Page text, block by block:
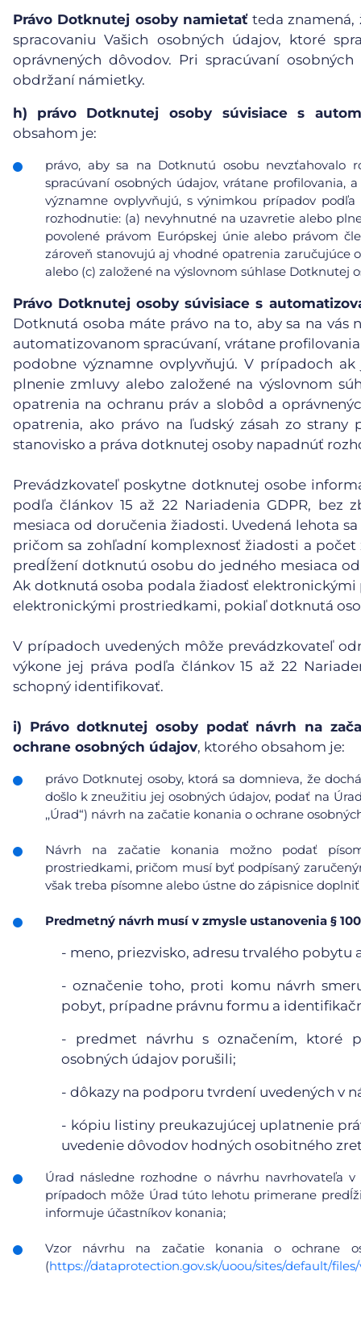
Právo Dotknutej osoby namietaťteda znamená,
spracovaniu Vašich osobných údajov, ktoré
oprávnených dôvodov. Pri spracúvaní
obdržaní námietky.
h)
právo Dotknutej osoby súvisiace s
obsahom je:
právo, aby sa na Dotknutú osobu nevzťahovalo
spracúvaní osobných údajov, vrátane
významne ovplyvňujú, s výnimkou prípadov
rozhodnutie: (a) nevyhnutné na uzavretie alebo
povolené právom Európskej únie alebo právom
zároveň stanovujú aj vhodné opatrenia zaručujúce
alebo (c) založené na výslovnom súhlase Dotknutej
Právo Dotknutej osoby súvisiace s
Dotknutá osoba máte právo na to, aby sa na vás
automatizovanom spracúvaní, vrátane
podobne významne ovplyvňujú. V prípadoch
plnenie zmluvy alebo založené na výslovnom
opatrenia na ochranu práv a slobôd a
opatrenia, ako právo na ľudský zásah zo
stanovisko a práva dotknutej osoby napadnúť
Prevádzkovateľ poskytne dotknutej osobe
podľa článkov 15 až 22 Nariadenia GDPR,
mesiaca od doručenia žiadosti. Uvedená lehota
pričom sa zohľadní komplexnosť žiadosti a
predĺžení dotknutú osobu do jedného mesiaca
Ak dotknutá osoba podala žiadosť
elektronickými prostriedkami, pokiaľ dotknutá
V prípadoch uvedených môže prevádzkovateľ
výkone jej práva podľa článkov 15 až 22
schopný identifikovať.
i) Právo dotknutej osoby podať návrh na
ochrane osobných údajov, ktorého obsahom je:
právo Dotknutej osoby, ktorá sa domnieva, že
došlo k zneužitiu jej osobných údajov, podať na
,,Úrad“) návrh na začatie konania o ochrane
Návrh na začatie konania možno podať
prostriedkami, pričom musí byť podpísaný
však treba písomne alebo ústne do zápisnice
Predmetný návrh musí v zmysle ustanovenia §
- meno, priezvisko, adresu trvalého pobytu
- označenie toho, proti komu návrh
pobyt, prípadne právnu formu a
- predmet návrhu s označením, ktoré
osobných údajov porušili;
- dôkazy na podporu tvrdení uvedených v
- kópiu listiny preukazujúcej uplatnenie
uvedenie dôvodov hodných osobitného
Úrad následne rozhodne o návrhu navrhovateľa
prípadoch môže Úrad túto lehotu primerane
informuje účastníkov konania;
Vzor návrhu na začatie konania o ochrane
(https://dataprotection.gov.sk/uoou/sites/default/